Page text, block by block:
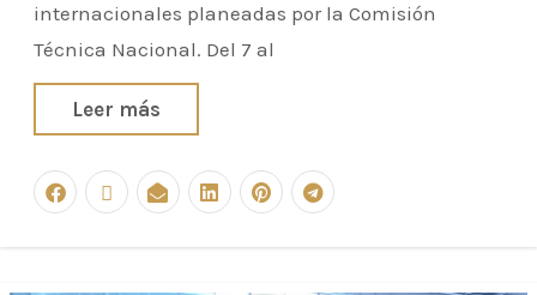
internacionales planeadas por la Comisión
Técnica Nacional. Del 7 al
Leer más